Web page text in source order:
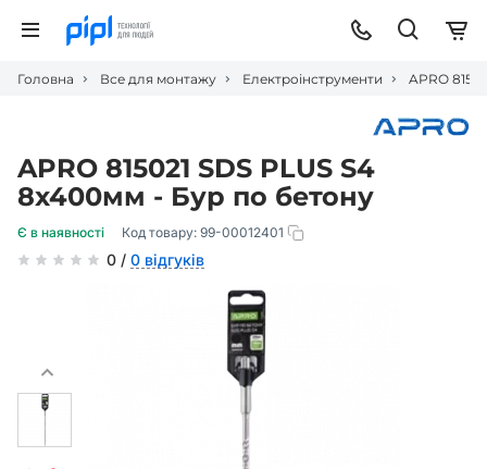
Головна Все для монтажу Електроінструменти APRO
APRO 815021 SDS PLUS S4
8x400мм - Бур по бетону
Є в наявності Код товару: 99-00012401
0 / 0 відгуків